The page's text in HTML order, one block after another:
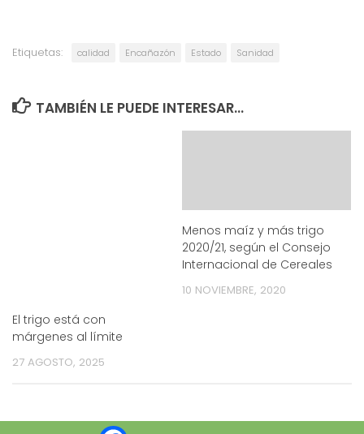
Etiquetas: calidad Encañazón Estado Sanidad
TAMBIÉN LE PUEDE INTERESAR...
El trigo está con
márgenes al límite
27 AGOSTO, 2025
Menos maíz y más trigo
2020/21, según el Consejo
Internacional de Cereales
10 NOVIEMBRE, 2020